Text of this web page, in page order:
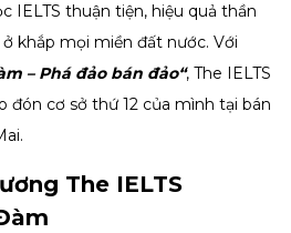
IELTS thuận tiện, hiệu quả thần
khắp mọi miền đất nước. Với
– Phá đảo bán đảo“, The IELTS
đón cơ sở thứ 12 của mình tại bán
The IELTS